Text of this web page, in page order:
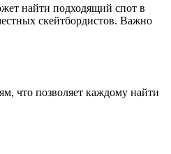
найти подходящий спот в
скейтбордистов. Важно
что позволяет каждому найти